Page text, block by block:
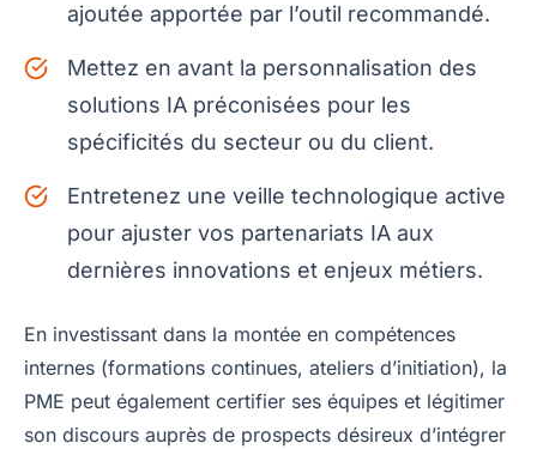
ajoutée apportée par l’outil recommandé.
Mettez en avant la personnalisation des
solutions IA préconisées pour les
spécificités du secteur ou du client.
Entretenez une veille technologique active
pour ajuster vos partenariats IA aux
dernières innovations et enjeux métiers.
En investissant dans la montée en compétences
internes (formations continues, ateliers d’initiation), la
PME peut également certifier ses équipes et légitimer
son discours auprès de prospects désireux d’intégrer